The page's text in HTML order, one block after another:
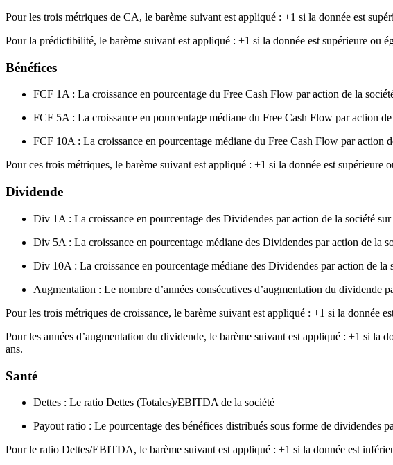
Pour les trois métriques de CA, le barème suivant est appliqué : +1 si la donnée est
Pour la prédictibilité, le barème suivant est appliqué : +1 si la donnée est supérieure ou
Bénéfices
FCF 1A : La croissance en pourcentage du Free Cash Flow par action de la
FCF 5A : La croissance en pourcentage médiane du Free Cash Flow par action
FCF 10A : La croissance en pourcentage médiane du Free Cash Flow par action
Pour ces trois métriques, le barème suivant est appliqué : +1 si la donnée est
Dividende
Div 1A : La croissance en pourcentage des Dividendes par action de la société sur
Div 5A : La croissance en pourcentage médiane des Dividendes par action de la
Div 10A : La croissance en pourcentage médiane des Dividendes par action de la
Augmentation : Le nombre d’années consécutives d’augmentation du dividende
Pour les trois métriques de croissance, le barème suivant est appliqué : +1 si la donnée
Pour les années d’augmentation du dividende, le barème suivant est appliqué : +1 si la
ans.
Santé
Dettes : Le ratio Dettes (Totales)/EBITDA de la société
Payout ratio : Le pourcentage des bénéfices distribués sous forme de dividendes
Pour le ratio Dettes/EBITDA, le barème suivant est appliqué : +1 si la donnée est